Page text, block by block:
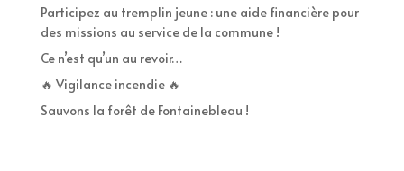
Participez au tremplin jeune : une aide financière pour
des missions au service de la commune !
Ce n’est qu’un au revoir…
🔥 Vigilance incendie 🔥
Sauvons la forêt de Fontainebleau !